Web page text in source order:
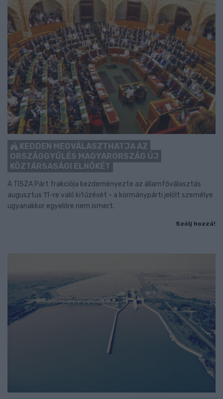
KEDDEN MEGVÁLASZTHATJA AZ
ORSZÁGGYŰLÉS MAGYARORSZÁG ÚJ
KÖZTÁRSASÁGI ELNÖKÉT
A TISZA Párt frakciója kezdeményezte az államfőválasztás
augusztus 11-re való kitűzését - a kormánypárti jelölt személye
ugyanakkor egyelőre nem ismert.
Szólj hozzá!